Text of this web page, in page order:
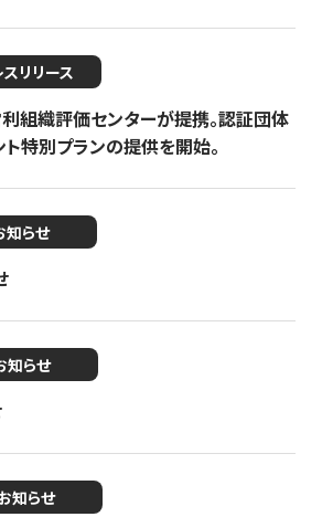
スリリース
組織評価センターが提携。認証団体
特別プランの提供を開始。
知らせ
知らせ
知らせ